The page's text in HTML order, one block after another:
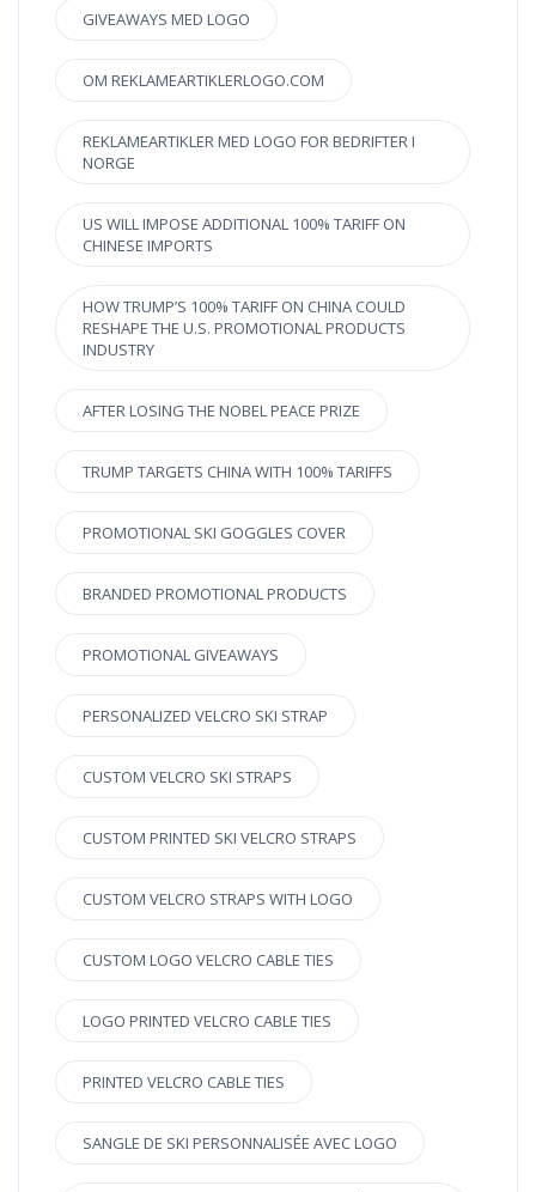
GIVEAWAYS MED LOGO
OM REKLAMEARTIKLERLOGO.COM
REKLAMEARTIKLER MED LOGO FOR BEDRIFTER I
NORGE
US WILL IMPOSE ADDITIONAL 100% TARIFF ON
CHINESE IMPORTS
HOW TRUMP’S 100% TARIFF ON CHINA COULD
RESHAPE THE U.S. PROMOTIONAL PRODUCTS
INDUSTRY
AFTER LOSING THE NOBEL PEACE PRIZE
TRUMP TARGETS CHINA WITH 100% TARIFFS
PROMOTIONAL SKI GOGGLES COVER
BRANDED PROMOTIONAL PRODUCTS
PROMOTIONAL GIVEAWAYS
PERSONALIZED VELCRO SKI STRAP
CUSTOM VELCRO SKI STRAPS
CUSTOM PRINTED SKI VELCRO STRAPS
CUSTOM VELCRO STRAPS WITH LOGO
CUSTOM LOGO VELCRO CABLE TIES
LOGO PRINTED VELCRO CABLE TIES
PRINTED VELCRO CABLE TIES
SANGLE DE SKI PERSONNALISÉE AVEC LOGO